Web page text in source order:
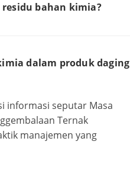
bahan kimia?
dalam produk daging
informasi seputar Masa
Ternak
manajemen yang